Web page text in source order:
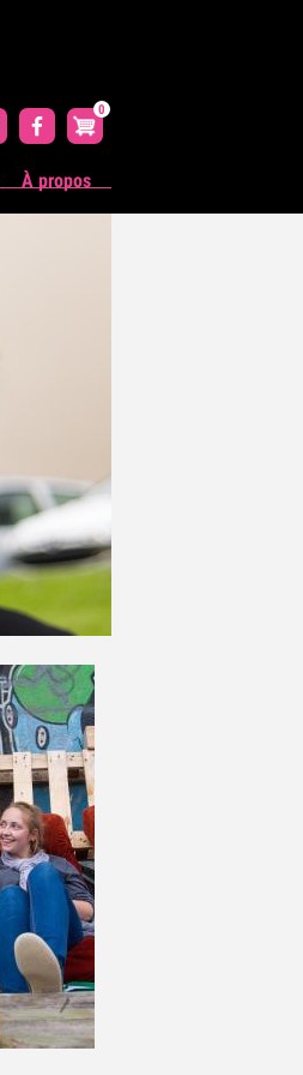
0
À propos